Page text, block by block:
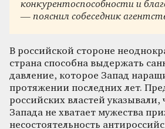
конкурентоспособности и
— пояснил собеседник
В российской стороне
страна способна выдержать
давление, которое Запад
протяжении последних лет.
российских властей указывали,
Запада не хватает мужества
несостоятельность